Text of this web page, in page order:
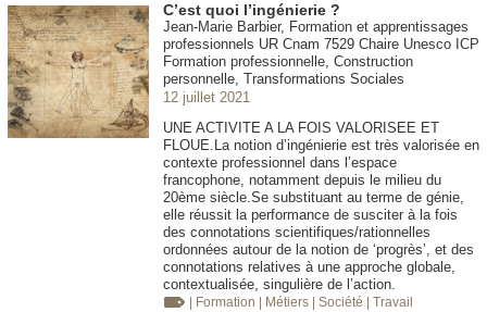
C’est quoi l’ingénierie ?
Jean-Marie Barbier, Formation et apprentissages
professionnels UR Cnam 7529 Chaire Unesco ICP
Formation professionnelle, Construction
personnelle, Transformations Sociales
12 juillet 2021
UNE ACTIVITE A LA FOIS VALORISEE ET
FLOUE.La notion d’ingénierie est très valorisée en
contexte professionnel dans l’espace
francophone, notamment depuis le milieu du
20ème siècle.Se substituant au terme de génie,
elle réussit la performance de susciter à la fois
des connotations scientifiques/rationnelles
ordonnées autour de la notion de ‘progrès’, et des
connotations relatives à une approche globale,
contextualisée, singulière de l’action.
| Formation | Métiers | Société | Travail